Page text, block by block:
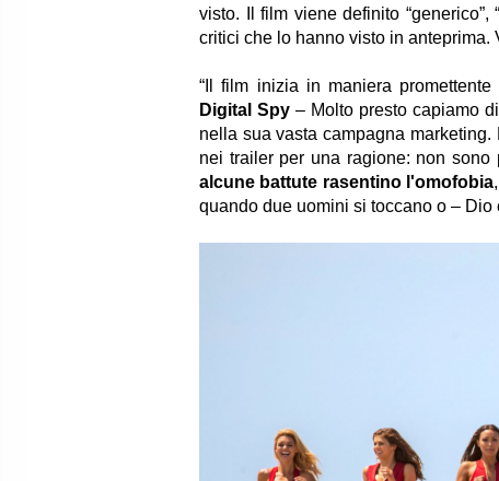
visto. Il film viene definito “generico”,
critici che lo hanno visto in
“Il film inizia in maniera
Digital Spy – Molto presto capiamo
nella sua vasta campagna
nei trailer per una ragione: non sono
alcune battute rasentino l'omofobia
quando due uomini si toccano o – Dio